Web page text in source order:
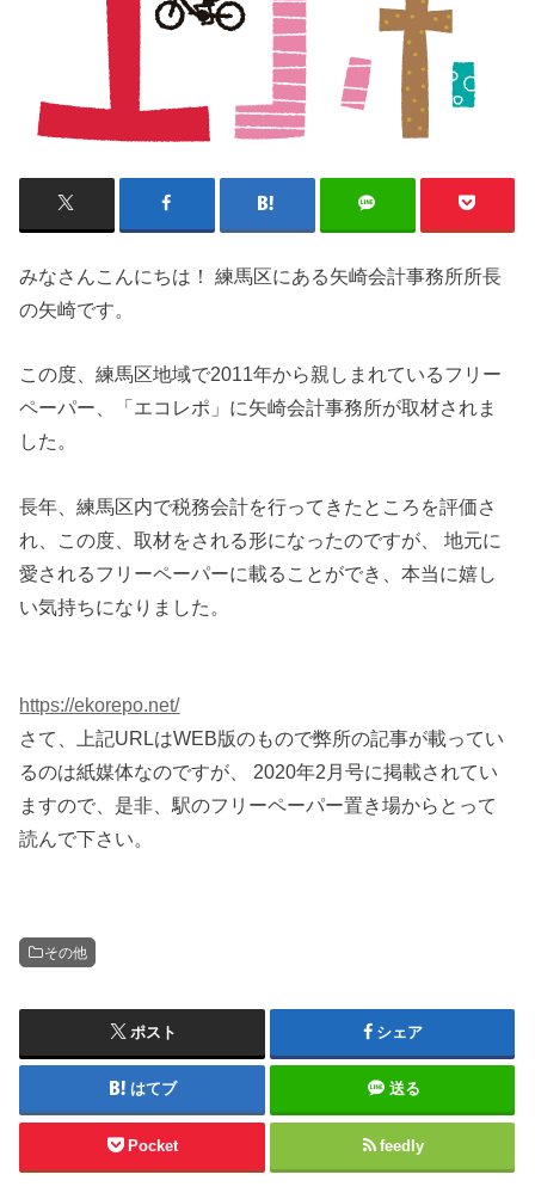
みなさんこんにちは！ 練馬区にある矢崎会計事務所所長
の矢崎です。
この度、練馬区地域で2011年から親しまれているフリー
ペーパー、「エコレポ」に矢崎会計事務所が取材されま
した。
長年、練馬区内で税務会計を行ってきたところを評価さ
れ、この度、取材をされる形になったのですが、 地元に
愛されるフリーペーパーに載ることができ、本当に嬉し
い気持ちになりました。
https://ekorepo.net/
さて、上記URLはWEB版のもので弊所の記事が載ってい
るのは紙媒体なのですが、 2020年2月号に掲載されてい
ますので、是非、駅のフリーペーパー置き場からとって
読んで下さい。
その他
ポスト シェア
はてブ 送る
Pocket feedly